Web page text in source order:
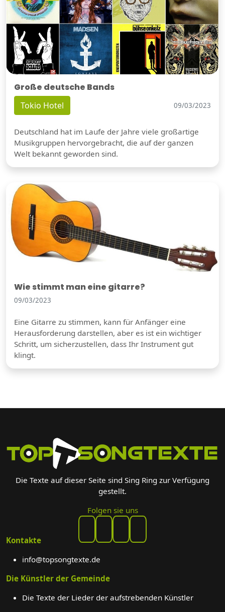
Große deutsche Bands
Tokio Hotel 09/03/2023
Deutschland hat im Laufe der Jahre viele großartige
Musikgruppen hervorgebracht, die auf der ganzen
Welt bekannt geworden sind.
Wie stimmt man eine gitarre?
09/03/2023
Eine Gitarre zu stimmen, kann für Anfänger eine
Herausforderung darstellen, aber es ist ein wichtiger
Schritt, um sicherzustellen, dass Ihr Instrument gut
klingt.
Die Texte auf dieser Seite sind Sing Ring zur Verfügung
gestellt.
Folgen sie uns
Kontakte
info@topsongtexte.de
Die Künstler der Gemeinde
Die Texte der Lieder der aufstrebenden Künstler